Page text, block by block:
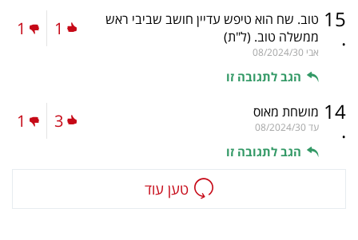
15
.
טוב. שח הוא טיפש עדיין חושב שביבי ראש
ממשלה טוב. (ל"ת)
אבי 08/2024/30
הגב לתגובה זו
1
1
14
.
מושחת מאוס
עד 08/2024/30
הגב לתגובה זו
3
1
טען עוד